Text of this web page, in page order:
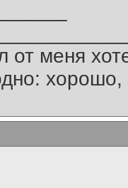
от меня